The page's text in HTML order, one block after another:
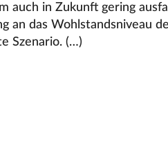
auch in Zukunft gering
an das Wohlstandsniveau
Szenario. (…)